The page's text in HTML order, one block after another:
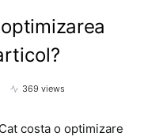
369 views
costa o optimizare